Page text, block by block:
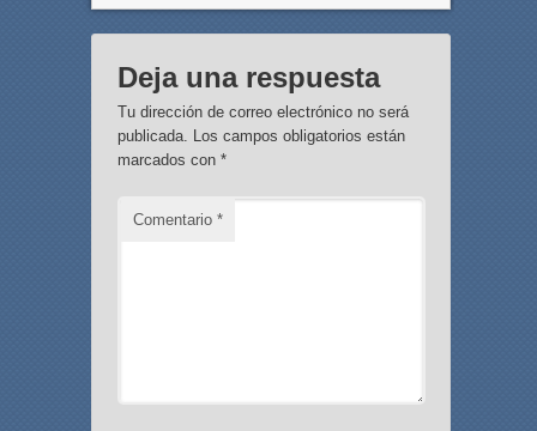
Deja una respuesta
Tu dirección de correo electrónico no será
publicada.
Los campos obligatorios están
marcados con *
Comentario *